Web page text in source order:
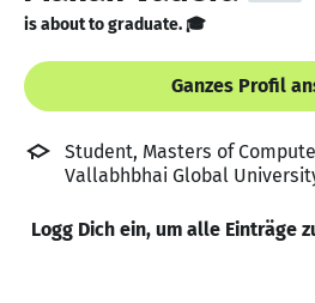
is about to graduate. 🎓
Ganzes Profil
Student, Masters of
Vallabhbhai Global
Logg Dich ein, um alle Einträge